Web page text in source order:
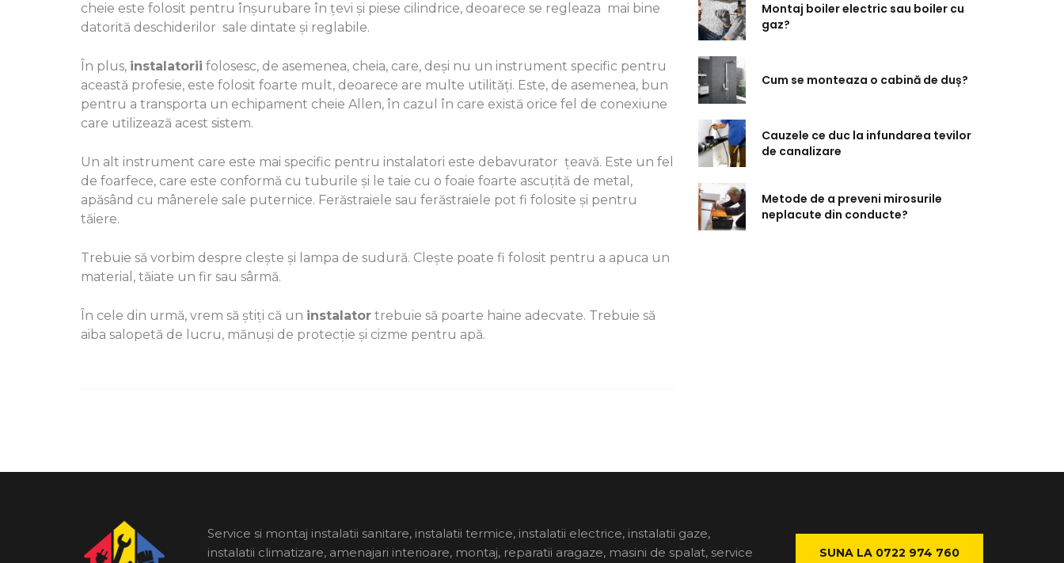
cheie este folosit pentru înșurubare în țevi și piese cilindrice, deoarece se regleaza mai bine
datorită deschiderilor sale dintate și reglabile.
În plus, instalatorii folosesc, de asemenea, cheia, care, deși nu un instrument specific pentru
această profesie, este folosit foarte mult, deoarece are multe utilități. Este, de asemenea, bun
pentru a transporta un echipament cheie Allen, în cazul în care există orice fel de conexiune
care utilizează acest sistem.
Un alt instrument care este mai specific pentru instalatori este debavurator țeavă. Este un fel
de foarfece, care este conformă cu tuburile și le taie cu o foaie foarte ascuțită de metal,
apăsând cu mânerele sale puternice. Ferăstraiele sau ferăstraiele pot fi folosite și pentru
tăiere.
Trebuie să vorbim despre clește și lampa de sudură. Clește poate fi folosit pentru a apuca un
material, tăiate un fir sau sârmă.
În cele din urmă, vrem să știți că un instalator trebuie să poarte haine adecvate. Trebuie să
aiba salopetă de lucru, mănuși de protecție și cizme pentru apă.
Montaj boiler electric sau boiler cu
gaz?
Cum se monteaza o cabină de duș?
Cauzele ce duc la infundarea tevilor
de canalizare
Metode de a preveni mirosurile
neplacute din conducte?
Service si montaj instalatii sanitare, instalatii termice, instalatii electrice, instalatii gaze,
instalatii climatizare, amenajari interioare, montaj, reparatii aragaze, masini de spalat, service
SUNA LA 0722 974 760